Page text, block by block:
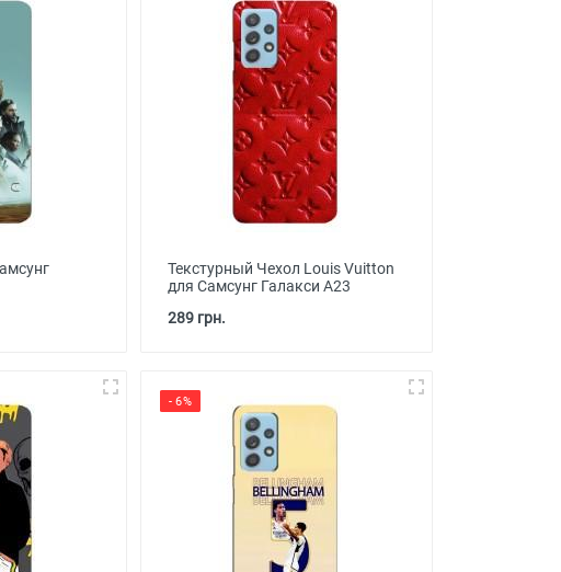
Текстурный Чехол Louis Vuitton
для Самсунг Галакси А23
289 грн.
- 6%